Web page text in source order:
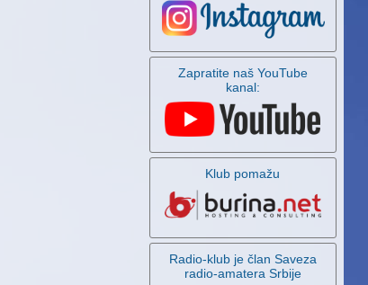
Zapratite naš YouTube
kanal:
Klub pomažu
Radio-klub je član Saveza
radio-amatera Srbije